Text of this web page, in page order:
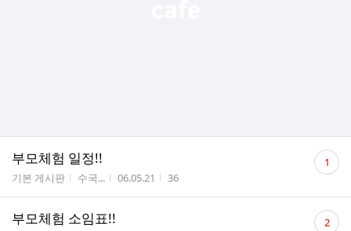
부모체험 일정!!
게시판명
기본 게시판 작성자
수국... 작성시간
06.05.21 조회수
36
댓
글 1
부모체험 소임표!!
댓
2